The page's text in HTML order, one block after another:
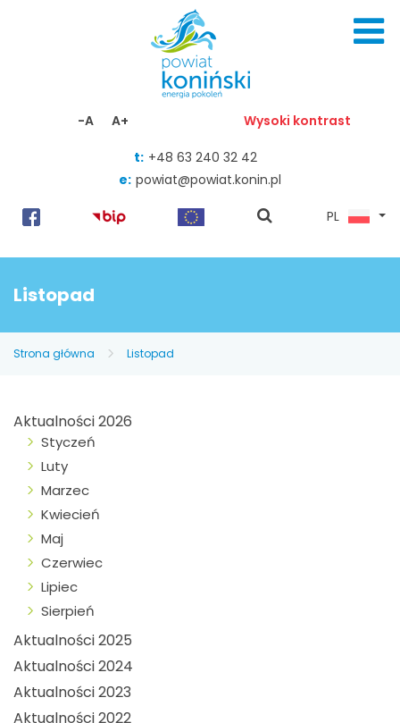
-A A+ Wysoki kontrast
t: +48 63 240 32 42
e: powiat@powiat.konin.pl
pokaż
PL
Listopad
Strona główna Listopad
Aktualności 2026
Styczeń
Luty
Marzec
Kwiecień
Maj
Czerwiec
Lipiec
Sierpień
Aktualności 2025
Aktualności 2024
Aktualności 2023
Aktualności 2022